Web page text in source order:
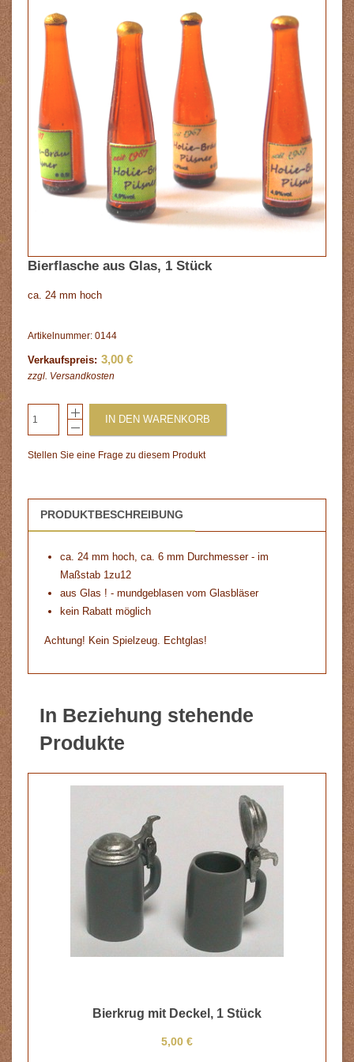
Bierflasche aus Glas, 1 Stück
ca. 24 mm hoch
Artikelnummer: 0144
Verkaufspreis: 3,00 €
zzgl. Versandkosten
IN DEN WARENKORB
Stellen Sie eine Frage zu diesem Produkt
PRODUKTBESCHREIBUNG
ca. 24 mm hoch, ca. 6 mm Durchmesser - im
Maßstab 1zu12
aus Glas ! - mundgeblasen vom Glasbläser
kein Rabatt möglich
Achtung! Kein Spielzeug. Echtglas!
In Beziehung stehende
Produkte
Bierkrug mit Deckel, 1 Stück
5,00 €